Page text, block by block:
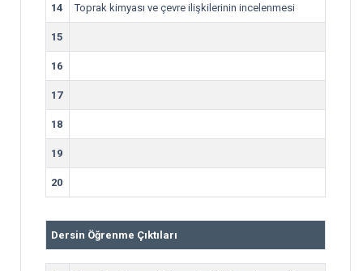
14 Toprak kimyası ve çevre ilişkilerinin incelenmesi
15
16
17
18
19
20
Dersin Öğrenme Çıktıları